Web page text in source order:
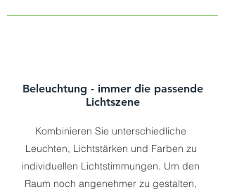
Beleuchtung - immer die passende
Lichtszene
Kombinieren Sie unterschiedliche
Leuchten, Lichtstärken und Farben zu
individuellen Lichtstimmungen. Um den
Raum noch angenehmer zu gestalten,